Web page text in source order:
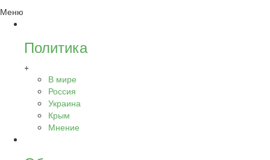
Меню
Политика
+
В мире
Россия
Украина
Крым
Мнение